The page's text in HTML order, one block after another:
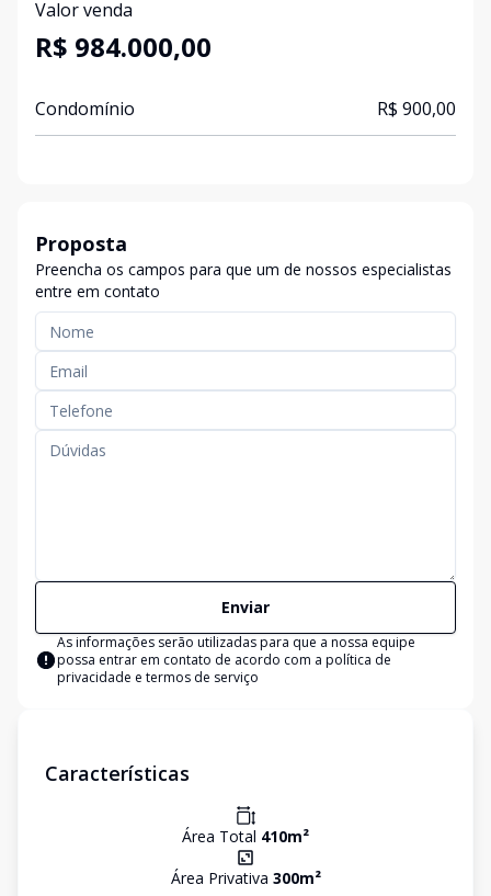
Valor venda
R$ 984.000,00
Condomínio R$ 900,00
Proposta
Preencha os campos para que um de nossos especialistas
entre em contato
Enviar
As informações serão utilizadas para que a nossa equipe
possa entrar em contato de acordo com a política de
privacidade e termos de serviço
Características
Área Total 410m²
Área Privativa 300m²